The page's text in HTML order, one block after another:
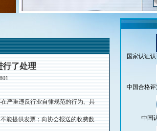
行了处理
严重违反行业自律规范的行为。具
能提供发票；向协会报送的收费数
国家认证
中国合格
中国